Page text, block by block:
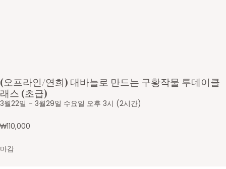
(오프라인/연희) 대바늘로 만드는 구황작물 투데이클
래스 (초급)
3월22일 – 3월29일 수요일 오후 3시 (2시간)
₩110,000
마감